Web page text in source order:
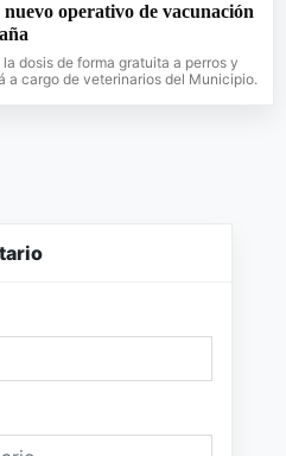
operativo de vacunación
dosis de forma gratuita a perros y
a cargo de veterinarios del Municipio.